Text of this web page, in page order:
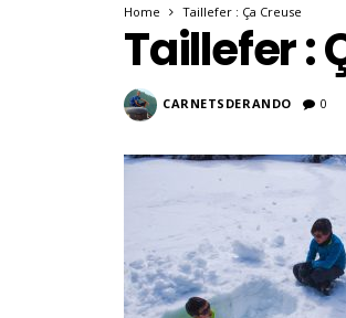
Home Taillefer : Ça Creuse
Taillefer :
CARNETSDERANDO 0